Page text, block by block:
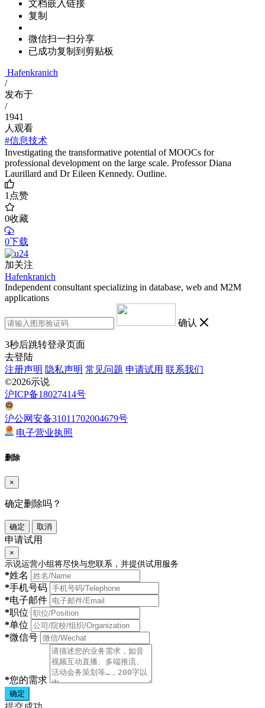
文档嵌入链接
复制
微信扫一扫分享
已成功复制到剪贴板
Hafenkranich
/
发布于
/
1941
人观看
#信息技术
Investigating the transformative potential of MOOCs for
professional development on the large scale. Professor Diana
Laurillard and Dr Eileen Kennedy. Outline.
1点赞
0收藏
0下载
加关注
Hafenkranich
Independent consultant specializing in database, web and M2M
applications
确认
3秒后跳转登录页面
去登陆
注册声明 隐私声明 常见问题 申请试用 联系我们
©2026示说
沪ICP备18027414号
沪公网安备31011702004679号
电子营业执照
删除
×
确定删除吗？
确定 取消
申请试用
×
示说运营小组将尽快与您联系，并提供试用服务
*姓名
*手机号码
*电子邮件
*职位
*单位
*微信号
*您的需求
确定